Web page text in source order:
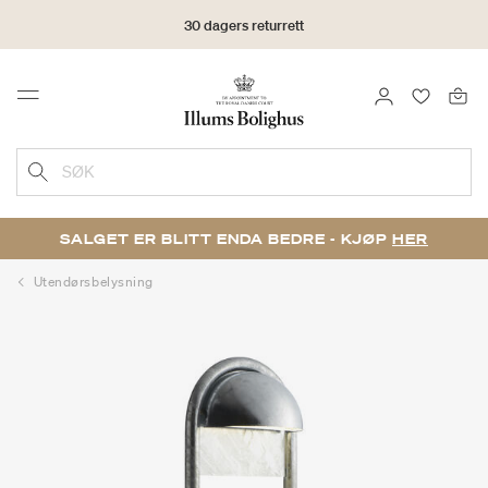
30 dagers returrett
Menu LOGG INN
SØK
SALGET ER BLITT ENDA BEDRE - KJØP HER
Utendørsbelysning